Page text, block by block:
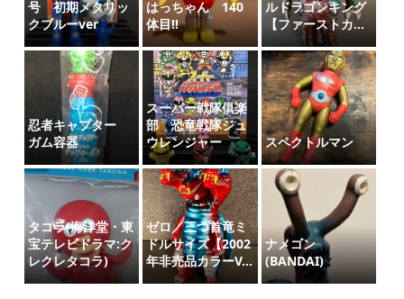
号 初期メタリッ
クブルーver
はっちゃん 140
体目‼️
ルドラゴンキング
【ファーストカ...
忍者キャプター
ガム容器
スーパー戦隊倶楽
部 恐竜戦隊ジュ
ウレンジャー
スペクトルマン
タコラ(海洋堂・東
宝テレビドラマ:ク
レクレタコラ)
ゼロ／三つ首竜ミ
ドルサイズ【2002
年非売品カラーV...
ナメゴン
(BANDAI)